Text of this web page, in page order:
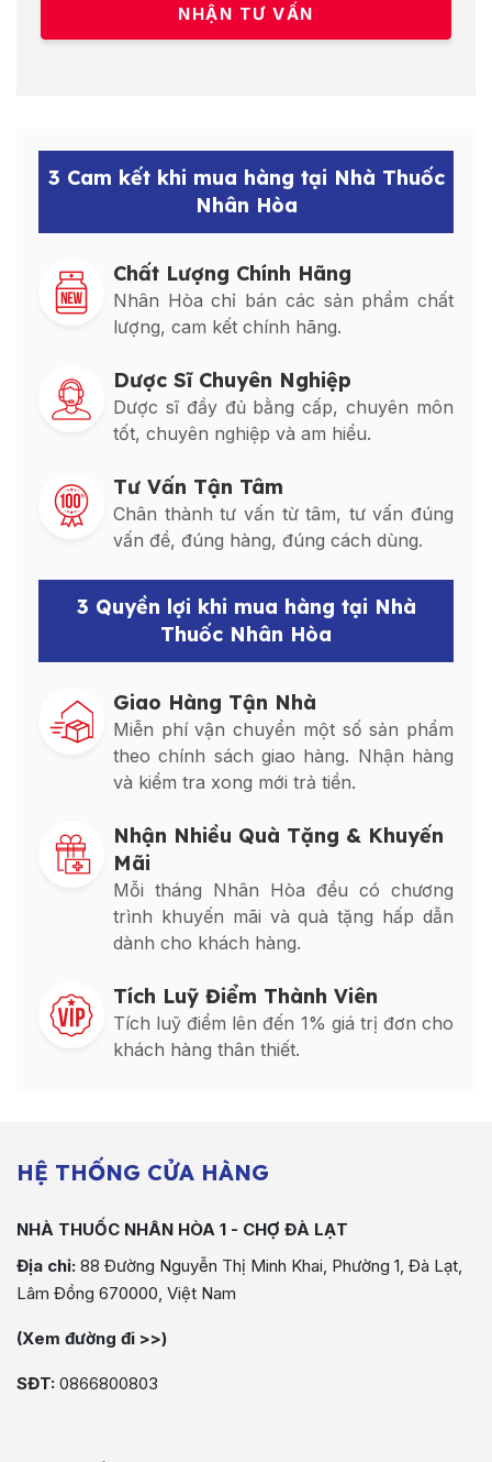
3 Cam kết khi mua hàng tại Nhà Thuốc
Nhân Hòa
Chất Lượng Chính Hãng
Nhân Hòa chỉ bán các sản phẩm chất
lượng, cam kết chính hãng.
Dược Sĩ Chuyên Nghiệp
Dược sĩ đầy đủ bằng cấp, chuyên môn
tốt, chuyên nghiệp và am hiểu.
Tư Vấn Tận Tâm
Chân thành tư vấn từ tâm, tư vấn đúng
vấn đề, đúng hàng, đúng cách dùng.
3 Quyền lợi khi mua hàng tại Nhà
Thuốc Nhân Hòa
Giao Hàng Tận Nhà
Miễn phí vận chuyển một số sản phẩm
theo chính sách giao hàng. Nhận hàng
và kiểm tra xong mới trả tiền.
Nhận Nhiều Quà Tặng & Khuyến
Mãi
Mỗi tháng Nhân Hòa đều có chương
trình khuyến mãi và quà tặng hấp dẫn
dành cho khách hàng.
Tích Luỹ Điểm Thành Viên
Tích luỹ điểm lên đến 1% giá trị đơn cho
khách hàng thân thiết.
HỆ THỐNG CỬA HÀNG
NHÀ THUỐC NHÂN HÒA 1 - CHỢ ĐÀ LẠT
Địa chỉ: 88 Đường Nguyễn Thị Minh Khai, Phường 1, Đà Lạt,
Lâm Đồng 670000, Việt Nam
(Xem đường đi >>)
SĐT: 0866800803